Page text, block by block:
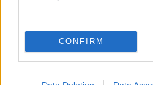
CONFIRM
Hírlevél
Adja meg keresztnevét:
meg e-mail címét: